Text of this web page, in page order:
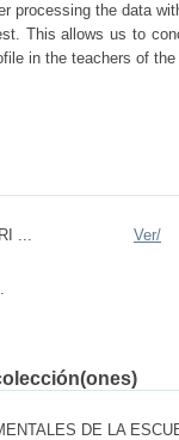
processing the data
This allows us to
in the teachers of
...
Ver/
DE LA